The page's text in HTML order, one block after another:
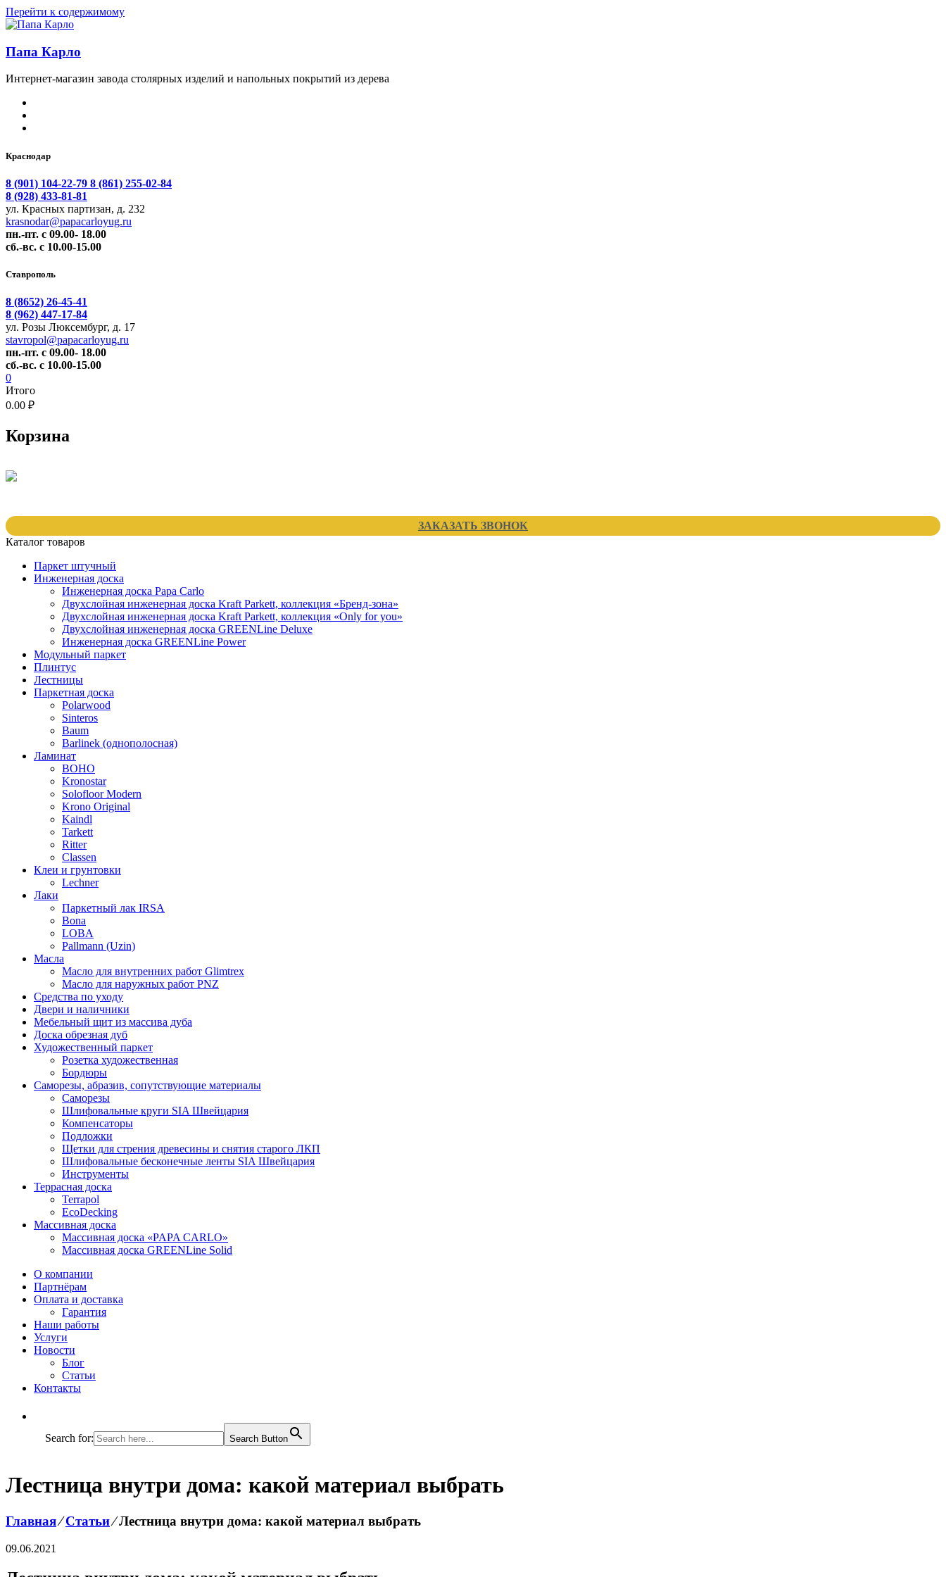
Перейти к содержимому
Папа Карло
Интернет-магазин завода столярных изделий и напольных покрытий из дерева
Краснодар
8 (901) 104-22-79 8 (861) 255-02-84
8 (928) 433-81-81
ул. Красных партизан, д. 232
krasnodar@papacarloyug.ru
пн.-пт. с 09.00- 18.00
сб.-вс. с 10.00-15.00
Ставрополь
8 (8652) 26-45-41
8 (962) 447-17-84
ул. Розы Люксембург, д. 17
stavropol@papacarloyug.ru
пн.-пт. с 09.00- 18.00
сб.-вс. с 10.00-15.00
0
Итого
0.00 ₽
Корзина
ЗАКАЗАТЬ ЗВОНОК
Каталог товаров
Паркет штучный
Инженерная доска
Инженерная доска Papa Carlo
Двухслойная инженерная доска Kraft Parkett, коллекция «Бренд-зона»
Двухслойная инженерная доска Kraft Parkett, коллекция «Only for you»
Двухслойная инженерная доска GREENLine Deluxe
Инженерная доска GREENLine Power
Модульный паркет
Плинтус
Лестницы
Паркетная доска
Polarwood
Sinteros
Baum
Barlinek (однополосная)
Ламинат
BOHO
Kronostar
Solofloor Modern
Krono Original
Kaindl
Tarkett
Ritter
Classen
Клеи и грунтовки
Lechner
Лаки
Паркетный лак IRSA
Bona
LOBA
Pallmann (Uzin)
Масла
Масло для внутренних работ Glimtrex
Масло для наружных работ PNZ
Средства по уходу
Двери и наличники
Мебельный щит из массива дуба
Доска обрезная дуб
Художественный паркет
Розетка художественная
Бордюры
Саморезы, абразив, сопутствующие материалы
Саморезы
Шлифовальные круги SIA Швейцария
Компенсаторы
Подложки
Щетки для стрения древесины и снятия старого ЛКП
Шлифовальные бесконечные ленты SIA Швейцария
Инструменты
Террасная доска
Terrapol
EcoDecking
Массивная доска
Массивная доска «PAPA CARLO»
Массивная доска GREENLine Solid
О компании
Партнёрам
Оплата и доставка
Гарантия
Наши работы
Услуги
Новости
Блог
Статьи
Контакты
Search for: Search Button
Лестница внутри дома: какой материал выбрать
Главная⁄Статьи⁄Лестница внутри дома: какой материал выбрать
09.06.2021